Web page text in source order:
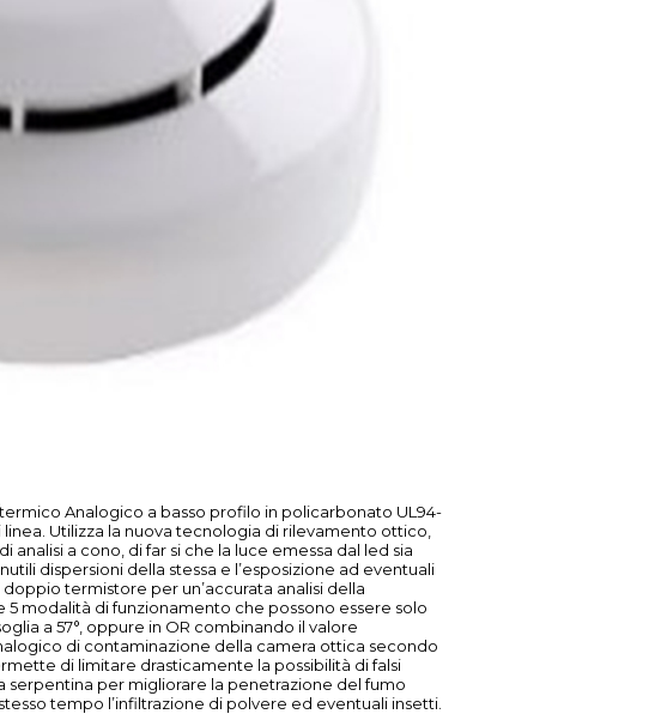
Analogico a basso profilo in policarbonato UL94-
Utilizza la nuova tecnologia di rilevamento ottico,
a cono, di far si che la luce emessa dal led sia
dispersioni della stessa e l’esposizione ad eventuali
termistore per un’accurata analisi della
modalità di funzionamento che possono essere solo
a 57°, oppure in OR combinando il valore
di contaminazione della camera ottica secondo
di limitare drasticamente la possibilità di falsi
serpentina per migliorare la penetrazione del fumo
tempo l’infiltrazione di polvere ed eventuali insetti.